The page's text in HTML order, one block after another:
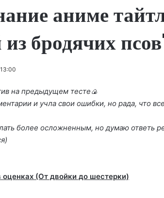
аниме
бродячих
на предыдущем тесте🍙
и учла свои ошибки, но рада, что
более осложненным, но думаю ответь
оценках (От двойки до шестерки)